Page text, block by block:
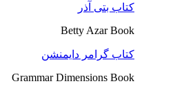
کتاب بتی آذر
Betty Azar Book
کتاب گرامر دایمنشن
Grammar Dimensions Book